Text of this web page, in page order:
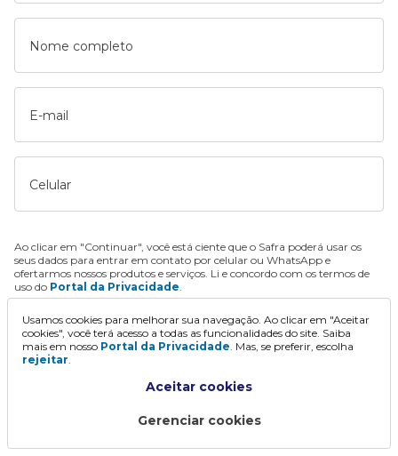
Nome completo
E-mail
Celular
Ao clicar em "Continuar", você está ciente que o Safra poderá usar os
seus dados para entrar em contato por celular ou WhatsApp e
ofertarmos nossos produtos e serviços. Li e concordo com os termos de
uso do Portal da Privacidade.
Continuar
Usamos cookies para melhorar sua navegação. Ao clicar em "Aceitar
cookies", você terá acesso a todas as funcionalidades do site. Saiba
mais em nosso Portal da Privacidade. Mas, se preferir, escolha
rejeitar.
Aceitar cookies
Gerenciar cookies